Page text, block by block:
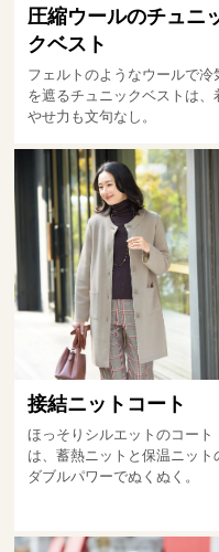
圧縮ウールのチュニ
クベスト
フェルトのようなウールで冷
を遮るチュニックベストは、
やせ力も文句なし。
接結ニットコート
ほっそりシルエットのコート
は、蓄熱ニットと保温ニット
ダブルパワーでぬくぬく。